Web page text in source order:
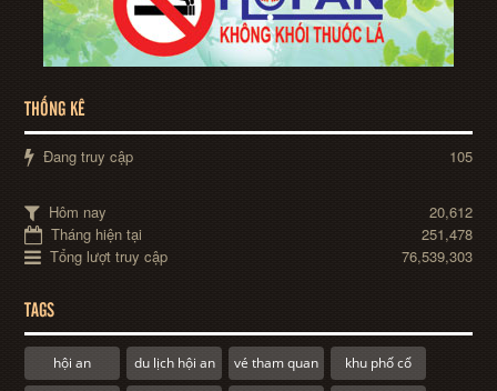
THỐNG KÊ
Đang truy cập 105
Hôm nay
20,612
Tháng hiện tại
251,478
Tổng lượt truy cập
76,539,303
TAGS
hội an du lịch hội an vé tham quan khu phố cổ